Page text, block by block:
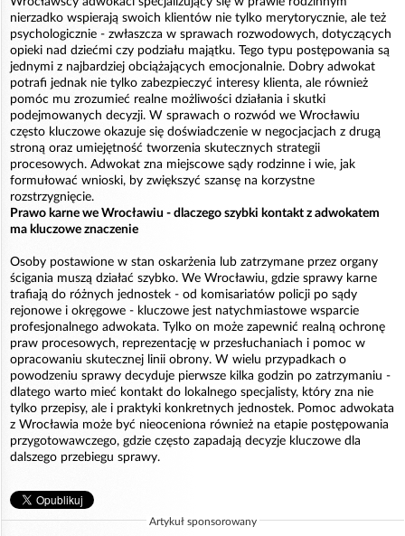
nierzadko wspierają swoich klientów nie tylko merytorycznie, ale też
psychologicznie - zwłaszcza w sprawach rozwodowych, dotyczących
opieki nad dziećmi czy podziału majątku. Tego typu postępowania są
jednymi z najbardziej obciążających emocjonalnie. Dobry adwokat
potrafi jednak nie tylko zabezpieczyć interesy klienta, ale również
pomóc mu zrozumieć realne możliwości działania i skutki
podejmowanych decyzji. W sprawach o rozwód we Wrocławiu
często kluczowe okazuje się doświadczenie w negocjacjach z drugą
stroną oraz umiejętność tworzenia skutecznych strategii
procesowych. Adwokat zna miejscowe sądy rodzinne i wie, jak
formułować wnioski, by zwiększyć szansę na korzystne
rozstrzygnięcie.
Prawo karne we Wrocławiu - dlaczego szybki kontakt z adwokatem
ma kluczowe znaczenie
Osoby postawione w stan oskarżenia lub zatrzymane przez organy
ścigania muszą działać szybko. We Wrocławiu, gdzie sprawy karne
trafiają do różnych jednostek - od komisariatów policji po sądy
rejonowe i okręgowe - kluczowe jest natychmiastowe wsparcie
profesjonalnego adwokata. Tylko on może zapewnić realną ochronę
praw procesowych, reprezentację w przesłuchaniach i pomoc w
opracowaniu skutecznej linii obrony. W wielu przypadkach o
powodzeniu sprawy decyduje pierwsze kilka godzin po zatrzymaniu -
dlatego warto mieć kontakt do lokalnego specjalisty, który zna nie
tylko przepisy, ale i praktyki konkretnych jednostek. Pomoc adwokata
z Wrocławia może być nieoceniona również na etapie postępowania
przygotowawczego, gdzie często zapadają decyzje kluczowe dla
dalszego przebiegu sprawy.
Artykuł sponsorowany